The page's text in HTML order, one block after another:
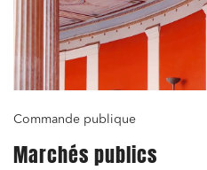
Commande publique
Marchés publics